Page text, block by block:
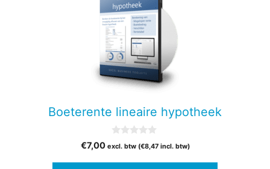
Boeterente lineaire hypotheek
v
€7,00 excl. btw (€8,47incl. btw)